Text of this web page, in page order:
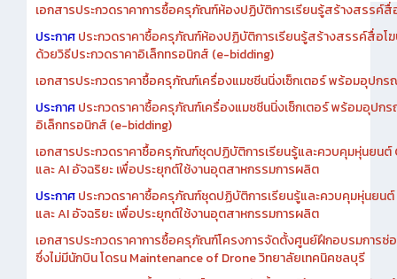
เอกสารประกวดราคาการซื้อครุภัณฑ์ห้องปฏิบัติการเรียนรู้สร้างสรรค์
ประกาศประกวดราคาซื้อครุภัณฑ์ห้องปฏิบัติการเรียนรู้สร้างสรรค์สื่อโ
ด้วยวิธีประกวดราคาอิเล็กทรอนิกส์ (e-bidding)
เอกสารประกวดราคาซื้อครุภัณฑ์เครื่องแมชชีนนิ่งเซ็กเตอร์ พร้อมอุปก
ประกาศประกวดราคาซื้อครุภัณฑ์เครื่องแมชชีนนิ่งเซ็กเตอร์ พร้อมอุปก
อิเล็กทรอนิกส์ (e-bidding)
เอกสารประกวดราคาซื้อครุภัณฑ์ชุดปฏิบัติการเรียนรู้และควบคุมหุ่นยน
และ AI อัจฉริยะ เพื่อประยุกต์ใช้งานอุตสาหกรรมการผลิต
ประกาศประกวดราคาซื้อครุภัณฑ์ชุดปฏิบัติการเรียนรู้และควบคุมหุ่นยน
และ AI อัจฉริยะ เพื่อประยุกต์ใช้งานอุตสาหกรรมการผลิต
เอกสารประกวดราคาการซื้อครุภัณฑ์โครงการจัดตั้งศูนย์ฝึกอบรมการซ่
ซึ่งไม่มีนักบิน โดรน Maintenance of Drone วิทยาลัยเทคนิคชลบุรี